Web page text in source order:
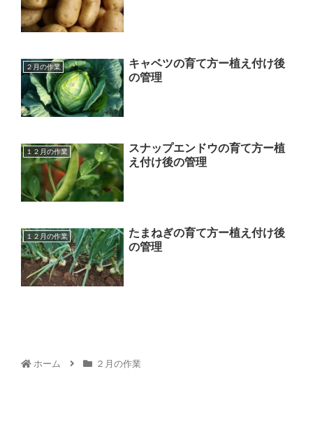
２月の作業
キャベツの育て方ー植え付け後
の管理
１２月の作業
スナップエンドウの育て方ー植
え付け後の管理
１２月の作業
たまねぎの育て方ー植え付け後
の管理
ホーム ２月の作業